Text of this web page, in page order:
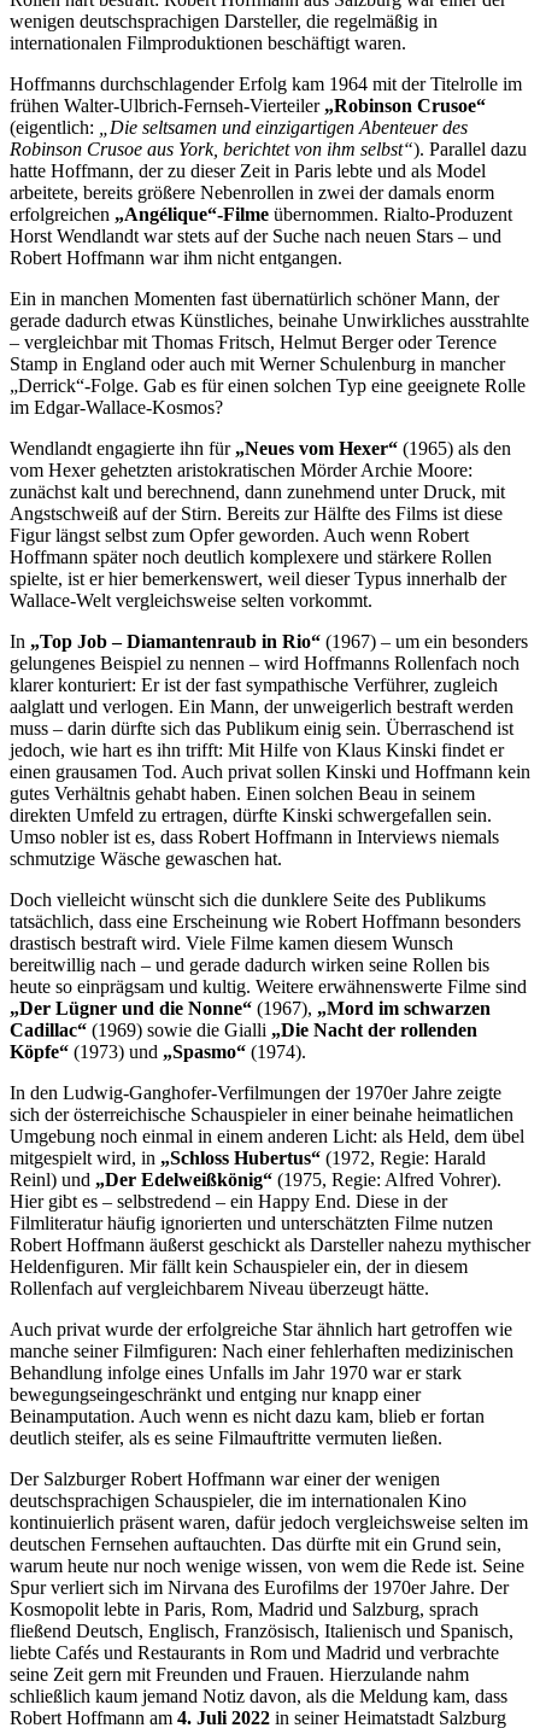
wenigen deutschsprachigen Darsteller, die regelmäßig in
internationalen Filmproduktionen beschäftigt waren.
Hoffmanns durchschlagender Erfolg kam 1964 mit der Titelrolle im
frühen Walter-Ulbrich-Fernseh-Vierteiler „Robinson Crusoe“
(eigentlich:
„Die seltsamen und einzigartigen Abenteuer des
Robinson Crusoe aus York, berichtet von ihm selbst“). Parallel dazu
hatte Hoffmann, der zu dieser Zeit in Paris lebte und als Model
arbeitete, bereits größere Nebenrollen in zwei der damals enorm
erfolgreichen „Angélique“-Filme übernommen. Rialto-Produzent
Horst Wendlandt war stets auf der Suche nach neuen Stars – und
Robert Hoffmann war ihm nicht entgangen.
Ein in manchen Momenten fast übernatürlich schöner Mann, der
gerade dadurch etwas Künstliches, beinahe Unwirkliches ausstrahlte
– vergleichbar mit Thomas Fritsch, Helmut Berger oder Terence
Stamp in England oder auch mit Werner Schulenburg in mancher
„Derrick“-Folge. Gab es für einen solchen Typ eine geeignete Rolle
im Edgar-Wallace-Kosmos?
Wendlandt engagierte ihn für „Neues vom Hexer“ (1965) als den
vom Hexer gehetzten aristokratischen Mörder Archie Moore:
zunächst kalt und berechnend, dann zunehmend unter Druck, mit
Angstschweiß auf der Stirn. Bereits zur Hälfte des Films ist diese
Figur längst selbst zum Opfer geworden. Auch wenn Robert
Hoffmann später noch deutlich komplexere und stärkere Rollen
spielte, ist er hier bemerkenswert, weil dieser Typus innerhalb der
Wallace-Welt vergleichsweise selten vorkommt.
In „Top Job – Diamantenraub in Rio“ (1967) – um ein besonders
gelungenes Beispiel zu nennen – wird Hoffmanns Rollenfach noch
klarer konturiert: Er ist der fast sympathische Verführer, zugleich
aalglatt und verlogen. Ein Mann, der unweigerlich bestraft werden
muss – darin dürfte sich das Publikum einig sein. Überraschend ist
jedoch, wie hart es ihn trifft: Mit Hilfe von Klaus Kinski findet er
einen grausamen Tod. Auch privat sollen Kinski und Hoffmann kein
gutes Verhältnis gehabt haben. Einen solchen Beau in seinem
direkten Umfeld zu ertragen, dürfte Kinski schwergefallen sein.
Umso nobler ist es, dass Robert Hoffmann in Interviews niemals
schmutzige Wäsche gewaschen hat.
Doch vielleicht wünscht sich die dunklere Seite des Publikums
tatsächlich, dass eine Erscheinung wie Robert Hoffmann besonders
drastisch bestraft wird. Viele Filme kamen diesem Wunsch
bereitwillig nach – und gerade dadurch wirken seine Rollen bis
heute so einprägsam und kultig. Weitere erwähnenswerte Filme sind
„Der Lügner und die Nonne“ (1967), „Mord im schwarzen
Cadillac“ (1969) sowie die Gialli „Die Nacht der rollenden
Köpfe“ (1973) und „Spasmo“ (1974).
In den Ludwig-Ganghofer-Verfilmungen der 1970er Jahre zeigte
sich der österreichische Schauspieler in einer beinahe heimatlichen
Umgebung noch einmal in einem anderen Licht: als Held, dem übel
mitgespielt wird, in „Schloss Hubertus“ (1972, Regie: Harald
Reinl) und „Der Edelweißkönig“ (1975, Regie: Alfred Vohrer).
Hier gibt es – selbstredend – ein Happy End. Diese in der
Filmliteratur häufig ignorierten und unterschätzten Filme nutzen
Robert Hoffmann äußerst geschickt als Darsteller nahezu mythischer
Heldenfiguren. Mir fällt kein Schauspieler ein, der in diesem
Rollenfach auf vergleichbarem Niveau überzeugt hätte.
Auch privat wurde der erfolgreiche Star ähnlich hart getroffen wie
manche seiner Filmfiguren: Nach einer fehlerhaften medizinischen
Behandlung infolge eines Unfalls im Jahr 1970 war er stark
bewegungseingeschränkt und entging nur knapp einer
Beinamputation. Auch wenn es nicht dazu kam, blieb er fortan
deutlich steifer, als es seine Filmauftritte vermuten ließen.
Der Salzburger Robert Hoffmann war einer der wenigen
deutschsprachigen Schauspieler, die im internationalen Kino
kontinuierlich präsent waren, dafür jedoch vergleichsweise selten im
deutschen Fernsehen auftauchten. Das dürfte mit ein Grund sein,
warum heute nur noch wenige wissen, von wem die Rede ist. Seine
Spur verliert sich im Nirvana des Eurofilms der 1970er Jahre. Der
Kosmopolit lebte in Paris, Rom, Madrid und Salzburg, sprach
fließend Deutsch, Englisch, Französisch, Italienisch und Spanisch,
liebte Cafés und Restaurants in Rom und Madrid und verbrachte
seine Zeit gern mit Freunden und Frauen. Hierzulande nahm
schließlich kaum jemand Notiz davon, als die Meldung kam, dass
Robert Hoffmann am 4. Juli 2022 in seiner Heimatstadt Salzburg